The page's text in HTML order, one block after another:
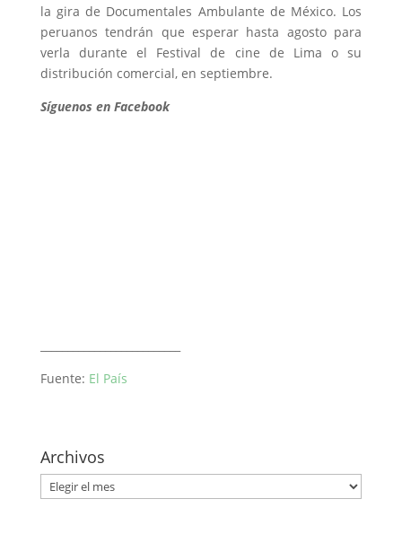
la gira de Documentales Ambulante de México. Los
peruanos tendrán que esperar hasta agosto para
verla durante el Festival de cine de Lima o su
distribución comercial, en septiembre.
Síguenos en Facebook
Fuente: El País
Archivos
Archivos